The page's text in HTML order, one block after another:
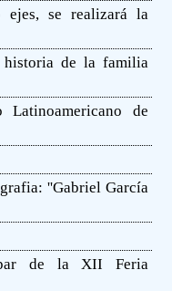
ejes, se realizará la
de la familia
de
''Gabriel García
de la XII Feria